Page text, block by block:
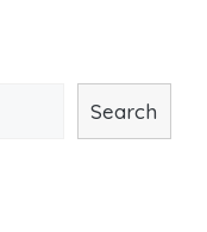
Search